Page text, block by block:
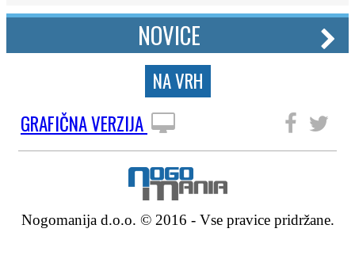
NOVICE
NA VRH
GRAFIČNA VERZIJA
Nogomanija d.o.o. © 2016 - Vse pravice pridržane.